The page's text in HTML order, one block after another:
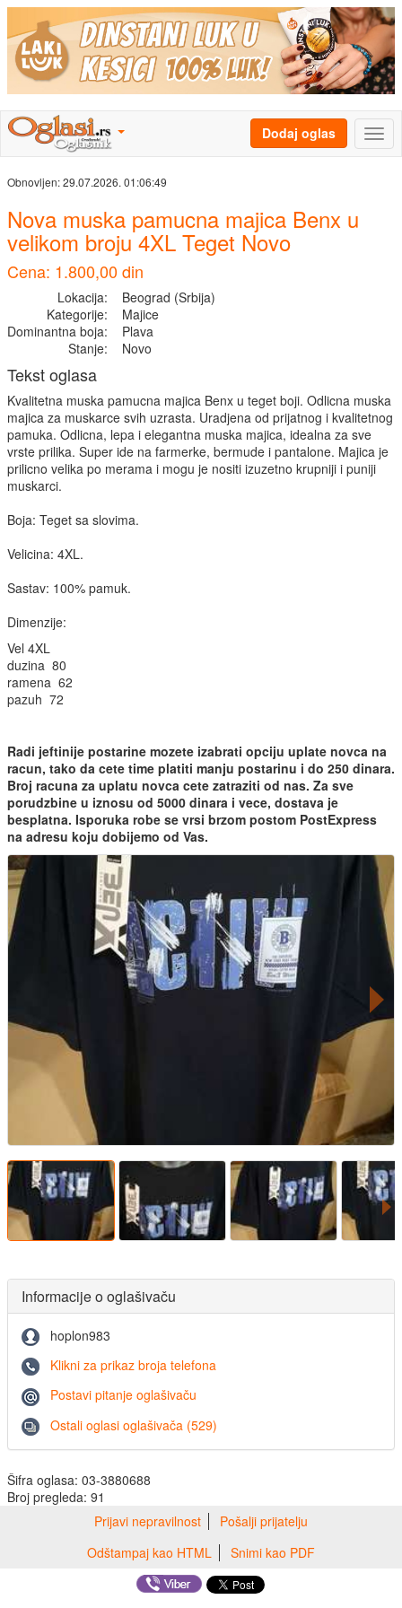
Dodaj oglas
Obnovljen:29.07.2026. 01:06:49
Nova muska pamucna majica Benx u
velikom broju 4XL Teget Novo
Cena: 1.800,00 din
Lokacija:
Beograd (Srbija)
Kategorije:
Majice
Dominantna boja:
Plava
Stanje:
Novo
Tekst oglasa
Kvalitetna muska pamucna majica Benx u teget boji. Odlicna muska
majica za muskarce svih uzrasta. Uradjena od prijatnog i kvalitetnog
pamuka. Odlicna, lepa i elegantna muska majica, idealna za sve
vrste prilika. Super ide na farmerke, bermude i pantalone. Majica je
prilicno velika po merama i mogu je nositi izuzetno krupniji i puniji
muskarci.
Boja: Teget sa slovima.
Velicina: 4XL.
Sastav: 100% pamuk.
Dimenzije:
Vel 4XL
duzina 80
ramena 62
pazuh 72
Radi jeftinije postarine mozete izabrati opciju uplate novca na
racun, tako da cete time platiti manju postarinu i do 250 dinara.
Broj racuna za uplatu novca cete zatraziti od nas. Za sve
porudzbine u iznosu od 5000 dinara i vece, dostava je
besplatna. Isporuka robe se vrsi brzom postom PostExpress
na adresu koju dobijemo od Vas.
Informacije o oglašivaču
hoplon983
Klikni za prikaz broja telefona
Postavi pitanje oglašivaču
Ostali oglasi oglašivača (529)
Šifra oglasa: 03-3880688
Broj pregleda: 91
Prijavi nepravilnost
Pošalji prijatelju
Odštampaj kao HTML
Snimi kao PDF